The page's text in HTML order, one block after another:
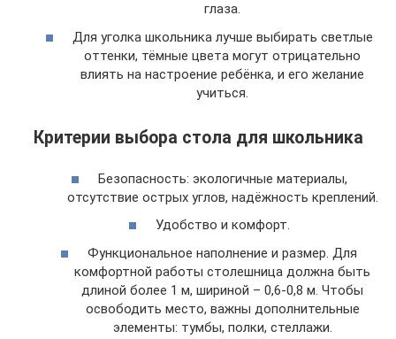
глаза.
Для уголка школьника лучше выбирать светлые
оттенки, тёмные цвета могут отрицательно
влиять на настроение ребёнка, и его желание
учиться.
Критерии выбора стола для школьника
Безопасность: экологичные материалы,
отсутствие острых углов, надёжность креплений.
Удобство и комфорт.
Функциональное наполнение и размер. Для
комфортной работы столешница должна быть
длиной более 1 м, шириной – 0,6-0,8 м. Чтобы
освободить место, важны дополнительные
элементы: тумбы, полки, стеллажи.